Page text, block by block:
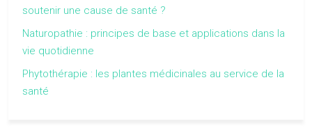
soutenir une cause de santé ?
Naturopathie : principes de base et applications dans la
vie quotidienne
Phytothérapie : les plantes médicinales au service de la
santé